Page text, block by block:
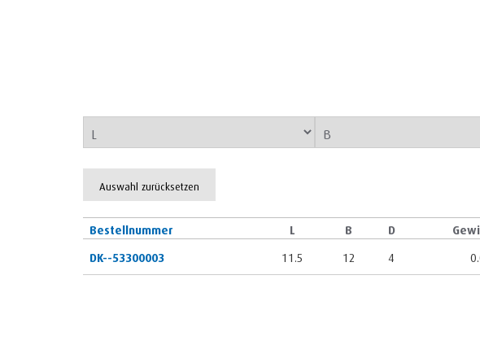
Auswahl zurücksetzen
Bestellnummer L B D
DK--53300003
11.5 12 4